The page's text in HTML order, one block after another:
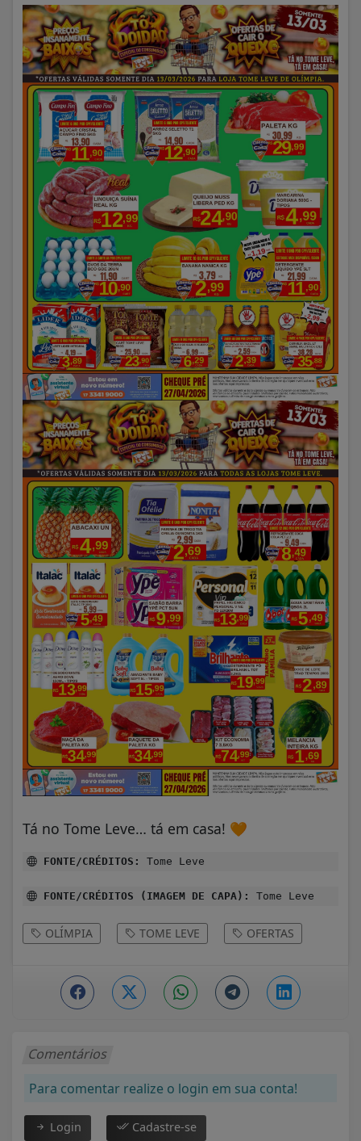
Tá no Tome Leve… tá em casa! 🧡
FONTE/CRÉDITOS: Tome Leve
FONTE/CRÉDITOS (IMAGEM DE CAPA): Tome Leve
OLÍMPIA TOME LEVE OFERTAS
Comentários
Para comentar realize o login em sua conta!
Login Cadastre-se